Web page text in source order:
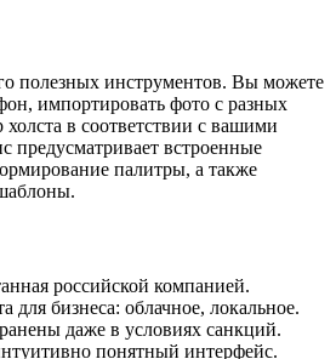
полезных инструментов. Вы можете
импортировать фото с разных
холста в соответствии с вашими
предусматривает встроенные
палитры, а также
российской компанией.
для бизнеса: облачное, локальное.
даже в условиях санкций.
понятный интерфейс.